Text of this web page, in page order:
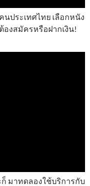
ประเทศไทย เลือกหนัง
องสมัครหรือฝากเงิน!
มาทดลองใช้บริการกับ